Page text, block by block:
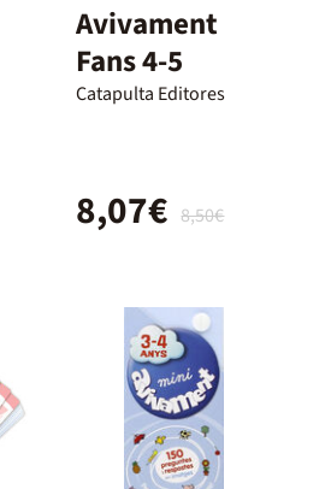
Avivament
Fans 4-5
Catapulta Editores
8,50€
8,07€